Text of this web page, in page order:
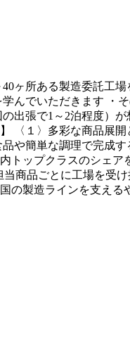
ヶ所ある製造委託工
んでいただきます ・
出張で1～2泊程度）
１〉多彩な商品展開
や簡単な調理で完成
ップクラスのシェア
商品ごとに工場を受
の製造ラインを支える